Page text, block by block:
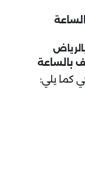
بالساعة
كما يلي: